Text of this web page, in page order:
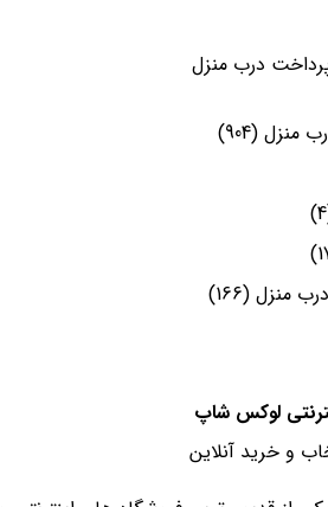
درب منزل
منزل (904)
منزل (166)
لوکس شاپ
و خرید آنلاین